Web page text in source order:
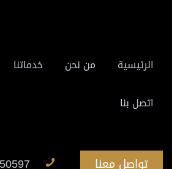
الرئيسية من نحن خدماتنا
اتصل بنا
تواصل معنا